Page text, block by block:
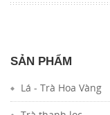
SẢN PHẨM
Lá - Trà Hoa Vàng